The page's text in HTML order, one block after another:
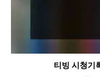
티빙 시청기